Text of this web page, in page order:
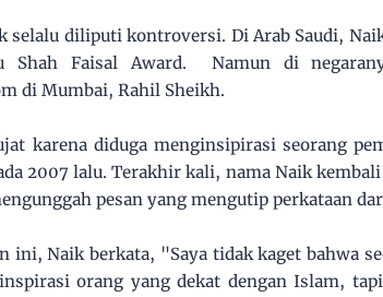
selalu diliputi kontroversi. Di Arab Saudi,
Shah Faisal Award. Namun di
di Mumbai, Rahil Sheikh.
karena diduga menginsipirasi seorang
2007 lalu. Terakhir kali, nama Naik
pesan yang mengutip perkataan
ini, Naik berkata, "Saya tidak kaget bahwa
orang yang dekat dengan Islam,